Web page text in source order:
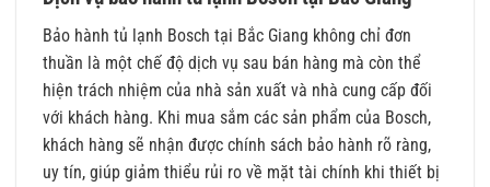
Bảo hành tủ lạnh Bosch tại Bắc Giang không chỉ đơn
thuần là một chế độ dịch vụ sau bán hàng mà còn thể
hiện trách nhiệm của nhà sản xuất và nhà cung cấp đối
với khách hàng. Khi mua sắm các sản phẩm của Bosch,
khách hàng sẽ nhận được chính sách bảo hành rõ ràng,
uy tín, giúp giảm thiểu rủi ro về mặt tài chính khi thiết bị